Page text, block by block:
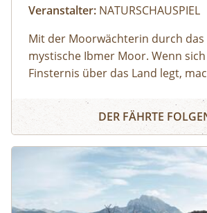
Veranstalter: NATURSCHAUSPIEL
Mit der Moorwächterin durch das
mystische Ibmer Moor. Wenn
Finsternis über das Land legt,
Moorkomplex Österreichs finden
und Pflanzen ideale
Stimmung und Mystik dieser
Urlandschaft und ergründen so
Moorgeheimnis.Infos und
Irrlichter und Moorgeister
DER FÄHRTE